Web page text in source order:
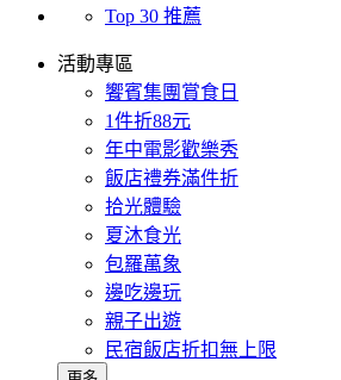
Top 30 推薦
活動專區
饗賓集團賞食日
1件折88元
年中電影歡樂秀
飯店禮券滿件折
拾光體驗
夏沐食光
包羅萬象
邊吃邊玩
親子出遊
民宿飯店折扣無上限